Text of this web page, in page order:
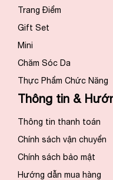
Trang Điểm
Gift Set
Mini
Chăm Sóc Da
Thực Phẩm Chức Năng
Thông tin &
Thông tin thanh toán
Chính sách vận chuyển
Chính sách bảo mật
Hướng dẫn mua hàng